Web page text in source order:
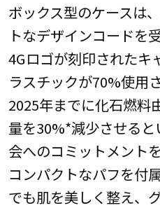
ボックス型のケースは
トなデザインコードを
4Gロゴが刻印されたキ
ラスチックが70%使用
2025年までに化石燃料
量を30%*減少させる
会へのコミットメント
コンパクトなパフを付
でも肌を美しく整え、